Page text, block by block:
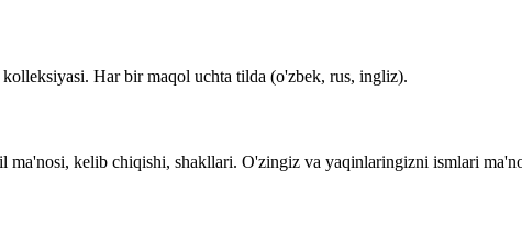
Har bir maqol uchta tilda (o'zbek, rus, ingliz).
ma'nosi, kelib chiqishi, shakllari. O'zingiz va yaqinlaringizni ismlari